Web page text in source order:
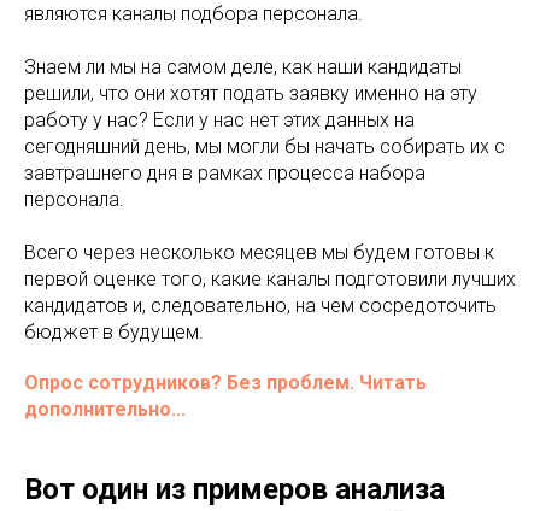
являются каналы подбора персонала.
Знаем ли мы на самом деле, как наши кандидаты
решили, что они хотят подать заявку именно на эту
работу у нас? Если у нас нет этих данных на
сегодняшний день, мы могли бы начать собирать их с
завтрашнего дня в рамках процесса набора
персонала.
Всего через несколько месяцев мы будем готовы к
первой оценке того, какие каналы подготовили лучших
кандидатов и, следовательно, на чем сосредоточить
бюджет в будущем.
Опрос сотрудников? Без проблем. Читать
дополнительно...
Вот один из примеров анализа